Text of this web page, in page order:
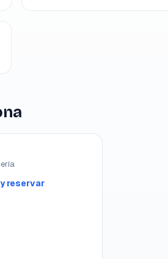
reservar